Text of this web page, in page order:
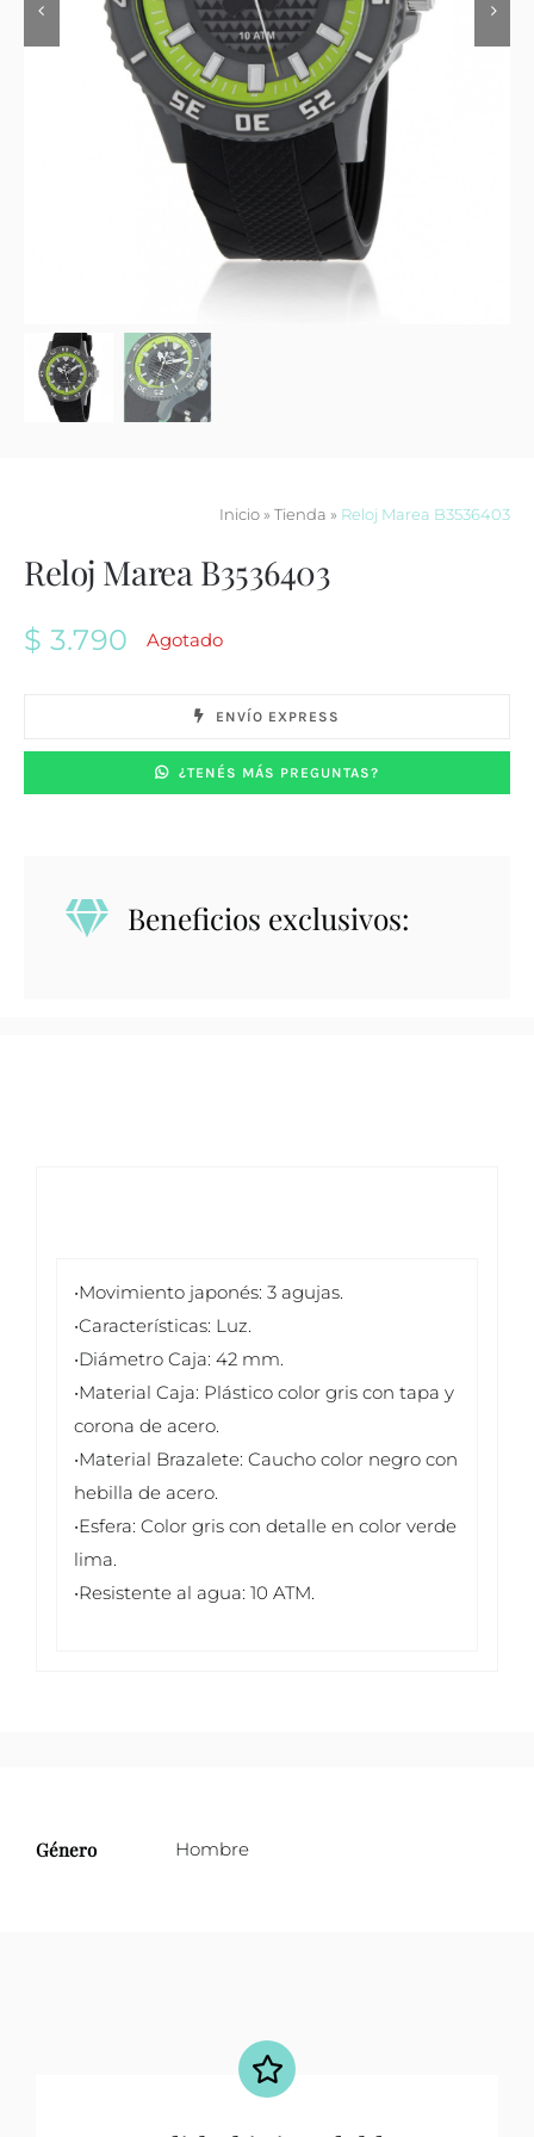
Contacto
Inicio» Tienda » Reloj Marea B3536403
Reloj Marea B3536403
$ 3.790 Agotado
ENVÍO EXPRESS
¿TENÉS MÁS PREGUNTAS?
Beneficios exclusivos:
•Movimiento japonés: 3 agujas.
•Características: Luz.
•Diámetro Caja: 42 mm.
•Material Caja: Plástico color gris con tapa y
corona de acero.
•Material Brazalete: Caucho color negro con
hebilla de acero.
•Esfera: Color gris con detalle en color verde
lima.
•Resistente al agua: 10 ATM.
Género Hombre